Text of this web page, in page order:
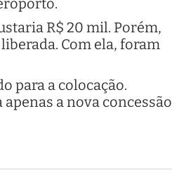
R$ 20 mil. Porém,
Com ela, foram
para a colocação.
a nova concessão